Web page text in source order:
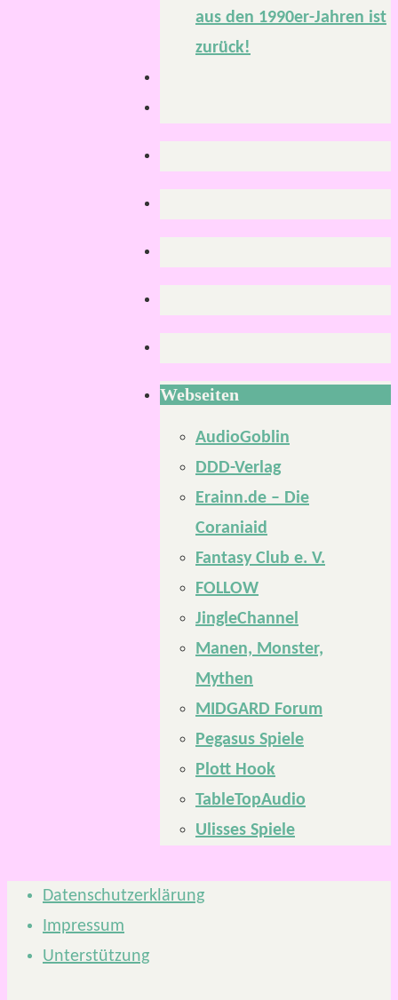
aus den 1990er-Jahren ist
zurück!
Webseiten
AudioGoblin
DDD-Verlag
Erainn.de – Die
Coraniaid
Fantasy Club e. V.
FOLLOW
JingleChannel
Manen, Monster,
Mythen
MIDGARD Forum
Pegasus Spiele
Plott Hook
TableTopAudio
Ulisses Spiele
Datenschutzerklärung
Impressum
Unterstützung